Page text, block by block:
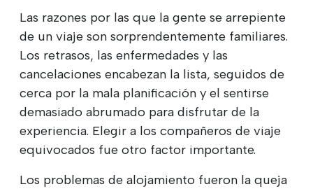
Las razones por las que la gente se arrepiente
de un viaje son sorprendentemente familiares.
Los retrasos, las enfermedades y las
cancelaciones encabezan la lista, seguidos de
cerca por la mala planificación y el sentirse
demasiado abrumado para disfrutar de la
experiencia. Elegir a los compañeros de viaje
equivocados fue otro factor importante.
Los problemas de alojamiento fueron la queja